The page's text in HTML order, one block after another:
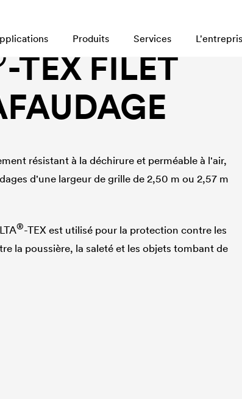
Produits Services
-TEX FILET
résistant à la déchirure et perméable à l'air,
d'une largeur de grille de 2,50 m ou 2,57 m
®-TEX est utilisé pour la protection contre les
la poussière, la saleté et les objets tombant de